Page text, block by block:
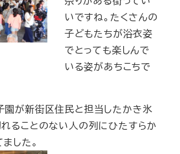
いですね。たくさんの
子どもたちが浴衣姿
でとっても楽しんで
いる姿があちこちで
園が新街区住民と担当したかき氷
ることのない人の列にひたすらか
した。